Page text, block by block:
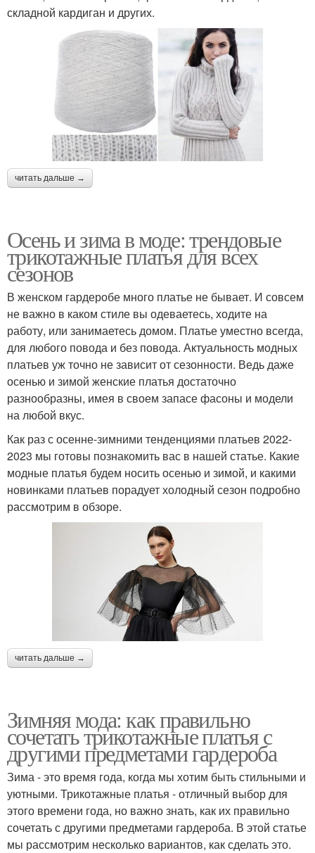
складной кардиган и других.
читать дальше →
Осень и зима в моде: трендовые
трикотажные платья для всех
сезонов
В женском гардеробе много платье не бывает. И совсем
не важно в каком стиле вы одеваетесь, ходите на
работу, или занимаетесь домом. Платье уместно всегда,
для любого повода и без повода. Актуальность модных
платьев уж точно не зависит от сезонности. Ведь даже
осенью и зимой женские платья достаточно
разнообразны, имея в своем запасе фасоны и модели
на любой вкус.
Как раз с осенне-зимними тенденциями платьев 2022-
2023 мы готовы познакомить вас в нашей статье. Какие
модные платья будем носить осенью и зимой, и какими
новинками платьев порадует холодный сезон подробно
рассмотрим в обзоре.
читать дальше →
Зимняя мода: как правильно
сочетать трикотажные платья с
другими предметами гардероба
Зима - это время года, когда мы хотим быть стильными и
уютными. Трикотажные платья - отличный выбор для
этого времени года, но важно знать, как их правильно
сочетать с другими предметами гардероба. В этой статье
мы рассмотрим несколько вариантов, как сделать это.